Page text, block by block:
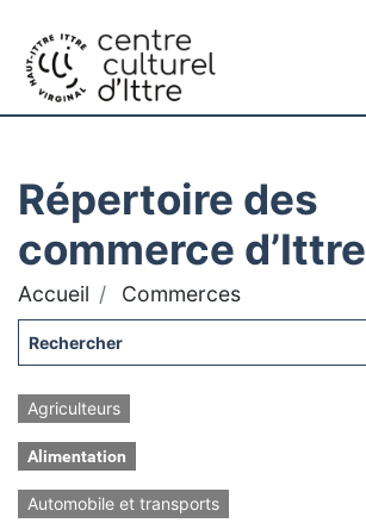
Répertoire des
commerce d’Ittre
Accueil Commerces
Agriculteurs
Alimentation
Automobile et transports